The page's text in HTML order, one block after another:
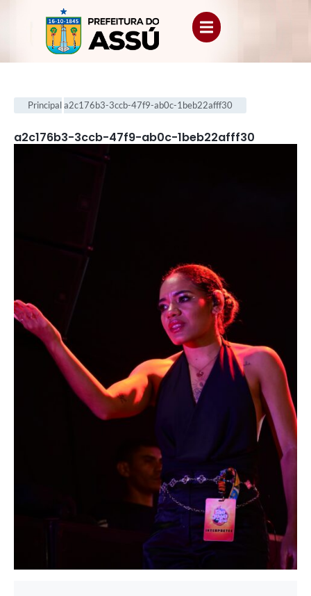
Principala2c176b3-3ccb-47f9-ab0c-1beb22afff30
a2c176b3-3ccb-47f9-ab0c-1beb22afff30